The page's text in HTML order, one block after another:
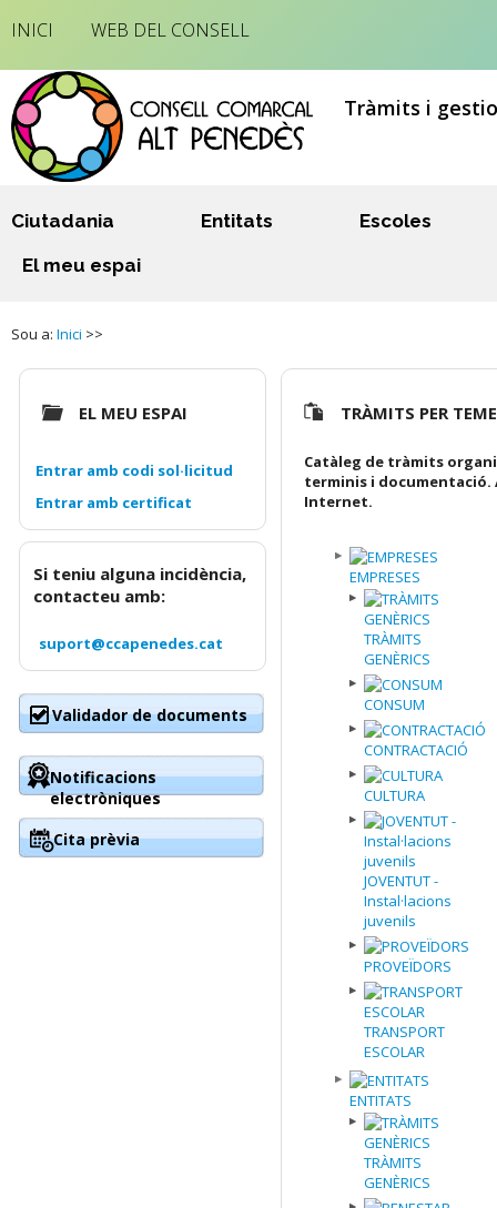
INICI WEB DEL CONSELL
Tràmits i
Ciutadania Entitats
Escoles
El meu espai
Sou a: Inici >>
TRÀMITS PER
Catàleg de tràmits
terminis i documentació.
Internet.
EMPRESES
TRÀMITS
GENÈRICS
CONSUM
CONTRACTACIÓ
CULTURA
JOVENTUT -
Instal·lacions
juvenils
PROVEÏDORS
TRANSPORT
ESCOLAR
ENTITATS
TRÀMITS
GENÈRICS
EL MEU ESPAI
Entrar amb codi sol·licitud
Si teniu alguna incidència,
contacteu amb:
suport@ccapenedes.cat
Validador de documents
Notificacions
electròniques
Cita prèvia